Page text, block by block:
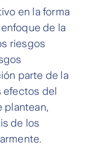
en la forma
de la
riesgos
parte de la
efectos del
plantean,
de los